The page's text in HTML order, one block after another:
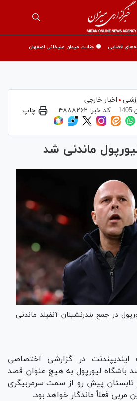
قضایی 🟡 جنایت میدان علیخانی اصفهان
اخبار خارجی
کد خبر: ۴۸۸۸۲۶۲ چاپ
ماندنی شد
در جمع بندرنشینان آنفیلد ماندنی
ایندیپندنت در گزارشی اختصاصی
باشگاه لیورپول به هیچ عنوان قصد
تابستان پیش رو از سمت سرمربیگری
مربی فعلاً ماندگار خواهد بود.